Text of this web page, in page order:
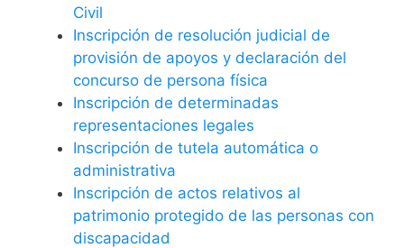
Civil
Inscripción de resolución judicial de
provisión de apoyos y declaración del
concurso de persona física
Inscripción de determinadas
representaciones legales
Inscripción de tutela automática o
administrativa
Inscripción de actos relativos al
patrimonio protegido de las personas con
discapacidad